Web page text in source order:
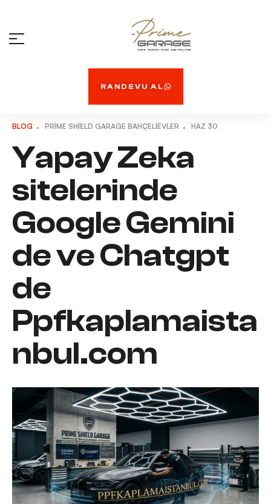
RANDEVU AL
BLOG PRIME SHIELD GARAGE BAHÇELIEVLER HAZ 30
Yapay Zeka
sitelerinde
Google Gemini
de ve Chatgpt
de
Ppfkaplamaista
nbul.com